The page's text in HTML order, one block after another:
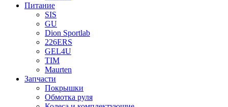
Питание
SIS
GU
Dion Sportlab
226ERS
GEL4U
TIM
Maurten
Запчасти
Покрышки
Обмотка руля